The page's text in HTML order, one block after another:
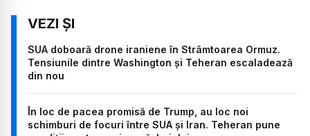
SUA doboară drone iraniene în Strâmtoarea Ormuz.
Tensiunile dintre Washington și Teheran escaladează
din nou
În loc de pacea promisă de Trump, au loc noi
schimburi de focuri între SUA și Iran. Teheran pune